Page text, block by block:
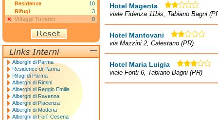
Hotel Magenta
viale Fidenza 11bis, Tabiano Bagni
Hotel Mantovani
via Mazzini 2, Calestano (PR)
Hotel Maria Luigia
viale Fonti 6, Tabiano Bagni (PR)
Residence
10
Rifugi
3
Villaggi Turistici
0
Alberghi di Parma
Residence di Parma
Rifugi di Parma
Alberghi di Rimini
Alberghi di Reggio Emilia
Alberghi di Ravenna
Alberghi di Piacenza
Alberghi di Modena
Alberghi di Forlì Cesena